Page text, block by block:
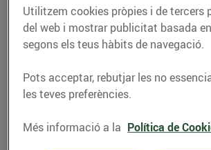
Utilitzem cookies pròpies i de tercers
del web i mostrar publicitat basada
segons els teus hàbits de navegació.
Pots acceptar, rebutjar les no
les teves preferències.
Més informació a la Política de